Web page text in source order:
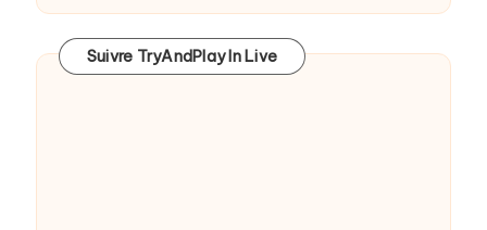
Suivre TryAndPlay In Live